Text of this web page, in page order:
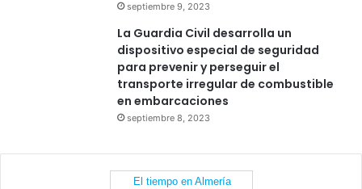
septiembre 9, 2023
La Guardia Civil desarrolla un
dispositivo especial de seguridad
para prevenir y perseguir el
transporte irregular de combustible
en embarcaciones
septiembre 8, 2023